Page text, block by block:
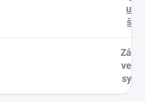
u
š
Zá
ve
sy